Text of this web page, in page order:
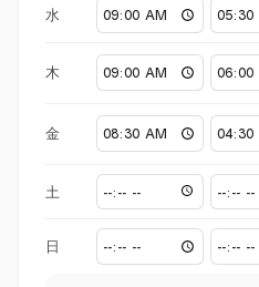
水
木
金
土
日